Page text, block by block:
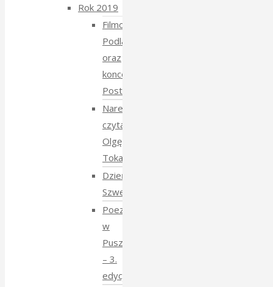
Rok 2019
Filmowe
Podlasie
oraz
koncert
Postmana
Narewka
czyta
Olgę
Tokarczuk
Dzień
Szwedzki
Poezja
w
Puszczy
– 3.
edycja